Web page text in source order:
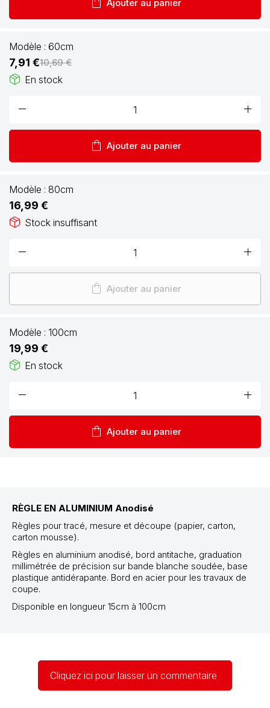
Ajouter au panier
Modèle : 60cm
7,91 €10,69 €
package_2 En stock
remove add
shopping_bag Ajouter au panier
Modèle : 80cm
16,99 €
package_2 Stock insuffisant
remove add
shopping_bag Ajouter au panier
Modèle : 100cm
19,99 €
package_2 En stock
remove add
shopping_bag Ajouter au panier
RÈGLE EN ALUMINIUM Anodisé
Règles pour tracé, mesure et découpe (papier, carton,
carton mousse).
Règles en aluminium anodisé, bord antitache, graduation
millimétrée de précision sur bande blanche soudée, base
plastique antidérapante. Bord en acier pour les travaux de
coupe.
Disponible en longueur 15cm à 100cm
Cliquez ici pour laisser un commentaire